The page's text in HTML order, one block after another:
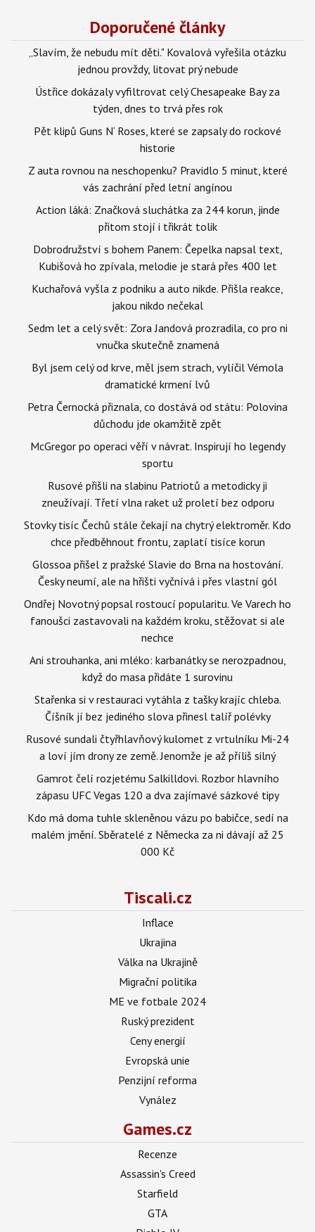
Doporučené články
„Slavím, že nebudu mít děti." Kovalová vyřešila otázku
jednou provždy, litovat prý nebude
Ústřice dokázaly vyfiltrovat celý Chesapeake Bay za
týden, dnes to trvá přes rok
Pět klipů Guns N‘ Roses, které se zapsaly do rockové
historie
Z auta rovnou na neschopenku? Pravidlo 5 minut, které
vás zachrání před letní angínou
Action láká: Značková sluchátka za 244 korun, jinde
přitom stojí i třikrát tolik
Dobrodružství s bohem Panem: Čepelka napsal text,
Kubišová ho zpívala, melodie je stará přes 400 let
Kuchařová vyšla z podniku a auto nikde. Přišla reakce,
jakou nikdo nečekal
Sedm let a celý svět: Zora Jandová prozradila, co pro ni
vnučka skutečně znamená
Byl jsem celý od krve, měl jsem strach, vylíčil Vémola
dramatické krmení lvů
Petra Černocká přiznala, co dostává od státu: Polovina
důchodu jde okamžitě zpět
McGregor po operaci věří v návrat. Inspirují ho legendy
sportu
Rusové přišli na slabinu Patriotů a metodicky ji
zneužívají. Třetí vlna raket už proletí bez odporu
Stovky tisíc Čechů stále čekají na chytrý elektroměr. Kdo
chce předběhnout frontu, zaplatí tisíce korun
Glossoa přišel z pražské Slavie do Brna na hostování.
Česky neumí, ale na hřišti vyčnívá i přes vlastní gól
Ondřej Novotný popsal rostoucí popularitu. Ve Varech ho
fanoušci zastavovali na každém kroku, stěžovat si ale
nechce
Ani strouhanka, ani mléko: karbanátky se nerozpadnou,
když do masa přidáte 1 surovinu
Stařenka si v restauraci vytáhla z tašky krajíc chleba.
Číšník jí bez jediného slova přinesl talíř polévky
Rusové sundali čtyřhlavňový kulomet z vrtulníku Mi-24
a loví jím drony ze země. Jenomže je až příliš silný
Gamrot čelí rozjetému Salkilldovi. Rozbor hlavního
zápasu UFC Vegas 120 a dva zajímavé sázkové tipy
Kdo má doma tuhle skleněnou vázu po babičce, sedí na
malém jmění. Sběratelé z Německa za ni dávají až 25
000 Kč
Tiscali.cz
Inflace
Ukrajina
Válka na Ukrajině
Migrační politika
ME ve fotbale 2024
Ruský prezident
Ceny energií
Evropská unie
Penzijní reforma
Vynález
Games.cz
Recenze
Assassin's Creed
Starfield
GTA